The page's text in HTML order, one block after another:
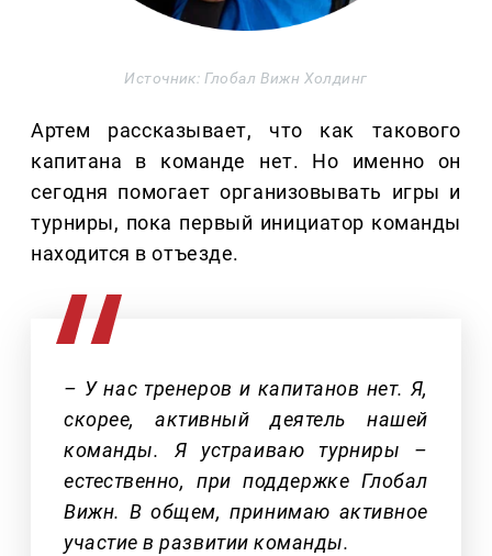
Источник: Глобал Вижн Холдинг
Артем рассказывает, что как такового
капитана в команде нет. Но именно он
сегодня помогает организовывать игры и
турниры, пока первый инициатор команды
находится в отъезде.
– У нас тренеров и капитанов нет. Я,
скорее, активный деятель нашей
команды. Я устраиваю турниры –
естественно, при поддержке Глобал
Вижн. В общем, принимаю активное
участие в развитии команды.